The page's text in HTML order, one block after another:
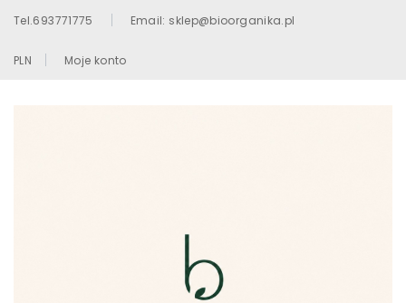
Tel.693771775 Email: sklep@bioorganika.pl
PLN Moje konto